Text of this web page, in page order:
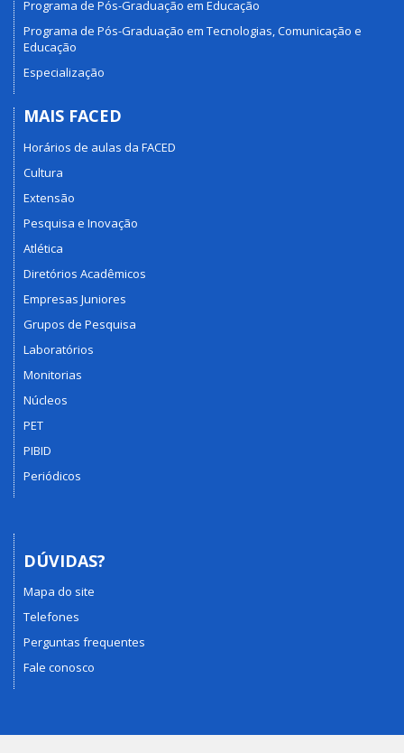
Programa de Pós-Graduação em Educação
Programa de Pós-Graduação em Tecnologias, Comunicação e
Educação
Especialização
MAIS FACED
Horários de aulas da FACED
Cultura
Extensão
Pesquisa e Inovação
Atlética
Diretórios Acadêmicos
Empresas Juniores
Grupos de Pesquisa
Laboratórios
Monitorias
Núcleos
PET
PIBID
Periódicos
DÚVIDAS?
Mapa do site
Telefones
Perguntas frequentes
Fale conosco